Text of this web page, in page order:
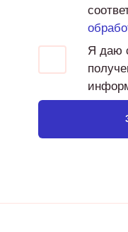
Я даю